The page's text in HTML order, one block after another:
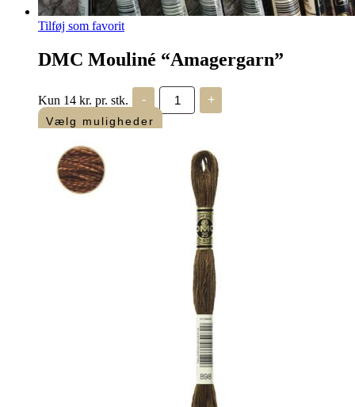
Tilføj som favorit
DMC Mouliné “Amagergarn”
Kun 14 kr. pr. stk. -
DMC
Mouliné
"Amagergarn"
antal
+
Vælg muligheder